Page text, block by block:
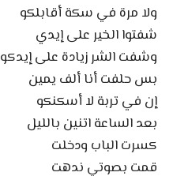
ولا مرة في سكة أقابلكو
شفتوا الخير على إيدي
وشفت الشر زيادة على إيدكو
بس حلفت أنا ألف يمين
إن في تربة لا أسكنكو
بعد الساعة اتنين بالليل
كسرت الباب ودخلت
قمت بصوتي ندهت